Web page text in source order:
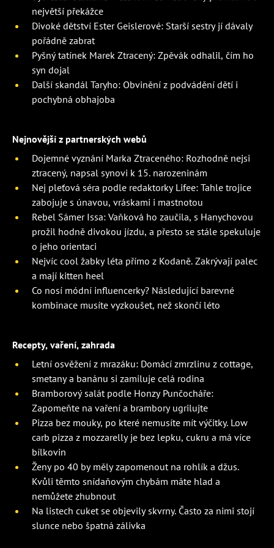
největší překážce
Divoké dětství Ester Geislerové: Starší sestry jí dávaly
pořádně zabrat
Pyšný tatínek Marek Ztracený: Zpěvák odhalil, čím ho
syn dojal
Další skandál Taryho: Obvinění z podvádění dětí i
pochybná obhajoba
Nejnovější z partnerských webů
Dojemné vyznání Marka Ztraceného: Rozhodně nejsi
ztracený, napsal synovi k 15. narozeninám
Nej pleťová séra podle redaktorky Lifee: Tahle trojice
zabojuje s únavou, vráskami i mastnotou
Rebel Sámer Issa: Vaňková ho zaučila, s Hanychovou
prožil hodně divokou jízdu, a přesto se stále spekuluje
o jeho orientaci
Nejvíc cool žabky léta přímo z Kodaně. Zakrývají palec
a mají kitten heel
Co nosí módní influencerky? Následující barevné
kombinace musíte vyzkoušet, než skončí léto
Recepty, vaření, zahrada
Letní osvěžení z mrazáku: Domácí zmrzlinu z cottage,
smetany a banánu si zamiluje celá rodina
Bramborový salát podle Honzy Punčocháře:
Zapomeňte na vaření a brambory ugrilujte
Pizza bez mouky, po které nemusíte mít výčitky. Low
carb pizza z mozzarelly je bez lepku, cukru a má více
bílkovin
Ženy po 40 by měly zapomenout na rohlík a džus.
Kvůli těmto snídaňovým chybám máte hlad a
nemůžete zhubnout
Na listech cuket se objevily skvrny. Často za nimi stojí
slunce nebo špatná zálivka